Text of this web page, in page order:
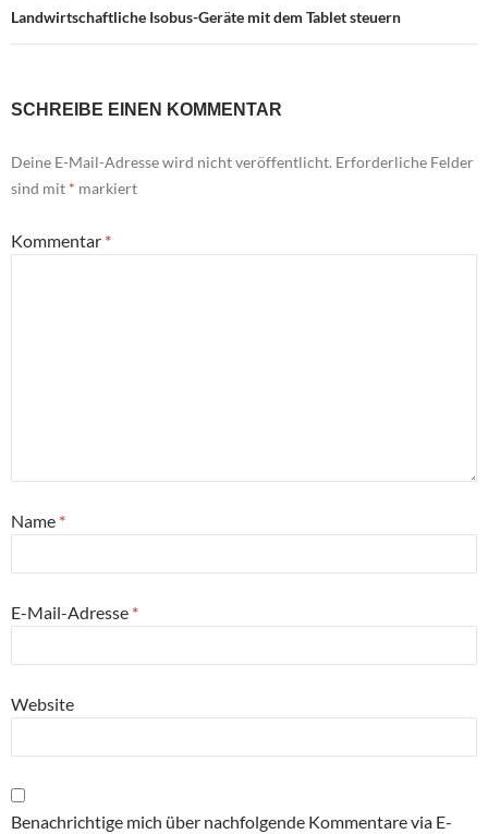
Landwirtschaftliche Isobus-Geräte mit dem Tablet steuern
SCHREIBE EINEN KOMMENTAR
Deine E-Mail-Adresse wird nicht veröffentlicht. Erforderliche Felder
sind mit * markiert
Kommentar *
Name *
E-Mail-Adresse *
Website
Benachrichtige mich über nachfolgende Kommentare via E-